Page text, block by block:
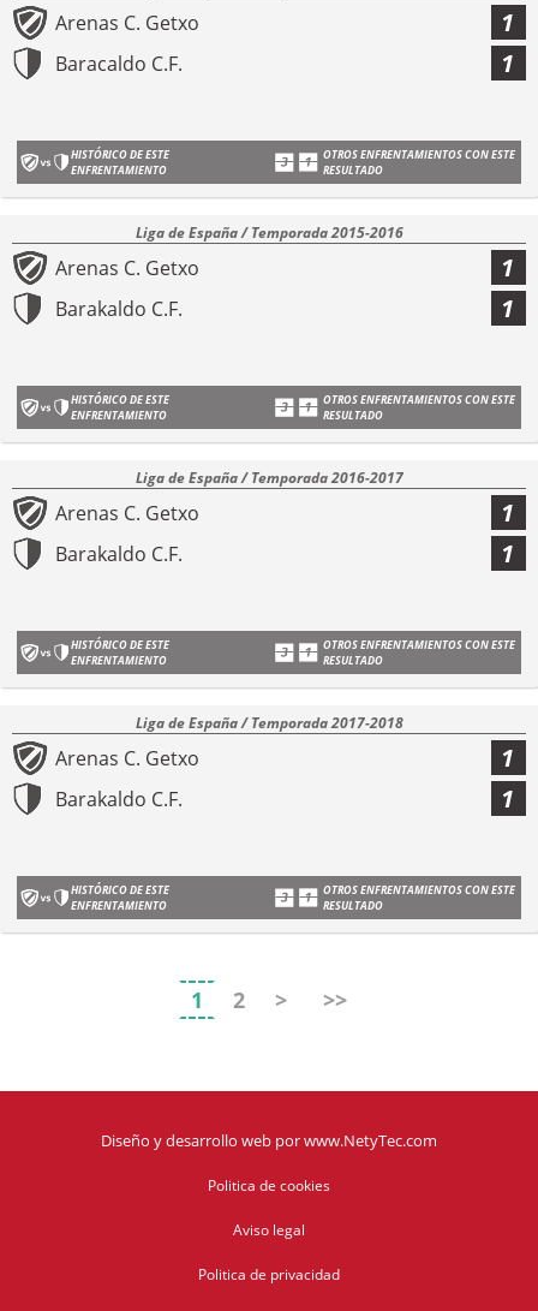
Arenas C. Getxo 1
Baracaldo C.F. 1
HISTÓRICO DE ESTE
ENFRENTAMIENTO
OTROS ENFRENTAMIENTOS CON ESTE
RESULTADO
Liga de España / Temporada 2015-2016
Arenas C. Getxo 1
Barakaldo C.F. 1
HISTÓRICO DE ESTE
ENFRENTAMIENTO
OTROS ENFRENTAMIENTOS CON ESTE
RESULTADO
Liga de España / Temporada 2016-2017
Arenas C. Getxo 1
Barakaldo C.F. 1
HISTÓRICO DE ESTE
ENFRENTAMIENTO
OTROS ENFRENTAMIENTOS CON ESTE
RESULTADO
Liga de España / Temporada 2017-2018
Arenas C. Getxo 1
Barakaldo C.F. 1
HISTÓRICO DE ESTE
ENFRENTAMIENTO
OTROS ENFRENTAMIENTOS CON ESTE
RESULTADO
1 2 > >>
Diseño y desarrollo web porwww.NetyTec.com
Politica de cookies
Aviso legal
Politica de privacidad